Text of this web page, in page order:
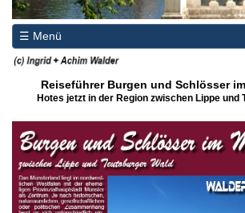
☰ Menü
Reiseführer Burgen und Schlösser
Hotes jetzt in der Region zwischen Lippe und